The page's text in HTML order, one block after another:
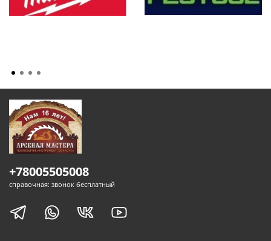
+78005505008
справочная: звонок бесплатный